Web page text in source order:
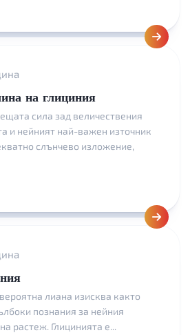
на глициния
сила зад величествения
и нейният най-важен източник
слънчево изложение,
лиана изисква както
познания за нейния
растеж. Глицинията е...